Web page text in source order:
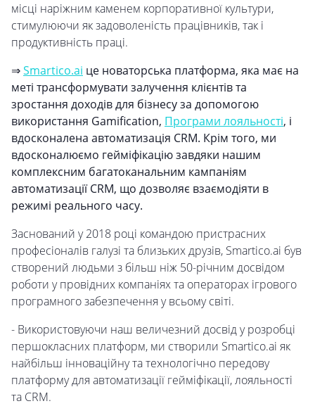
місці наріжним каменем корпоративної культури,
стимулюючи як задоволеність працівників, так і
продуктивність праці.
⇒Smartico.ai це новаторська платформа, яка має на
меті трансформувати залучення клієнтів та
зростання доходів для бізнесу за допомогою
використання Gamification, Програми лояльності, і
вдосконалена автоматизація CRM. Крім того, ми
вдосконалюємо гейміфікацію завдяки нашим
комплексним багатоканальним кампаніям
автоматизації CRM, що дозволяє взаємодіяти в
режимі реального часу.
Заснований у 2018 році командою пристрасних
професіоналів галузі та близьких друзів, Smartico.ai був
створений людьми з більш ніж 50-річним досвідом
роботи у провідних компаніях та операторах ігрового
програмного забезпечення у всьому світі.
- Використовуючи наш величезний досвід у розробці
першокласних платформ, ми створили Smartico.ai як
найбільш інноваційну та технологічно передову
платформу для автоматизації гейміфікації, лояльності
та CRM.